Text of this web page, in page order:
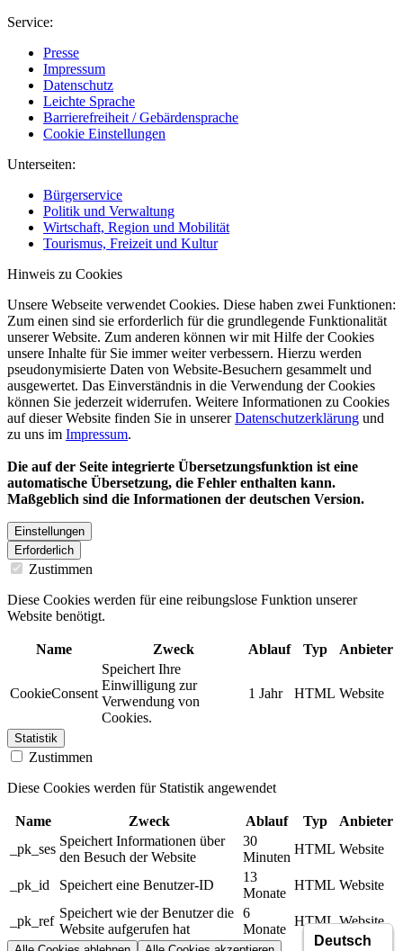
Service:
Presse
Impressum
Datenschutz
Leichte Sprache
Barrierefreiheit / Gebärdensprache
Cookie Einstellungen
Unterseiten:
Bürgerservice
Politik und Verwaltung
Wirtschaft, Region und Mobilität
Tourismus, Freizeit und Kultur
Hinweis zu Cookies
Unsere Webseite verwendet Cookies. Diese haben zwei Funktionen:
Zum einen sind sie erforderlich für die grundlegende Funktionalität
unserer Website. Zum anderen können wir mit Hilfe der Cookies
unsere Inhalte für Sie immer weiter verbessern. Hierzu werden
pseudonymisierte Daten von Website-Besuchern gesammelt und
ausgewertet. Das Einverständnis in die Verwendung der Cookies
können Sie jederzeit widerrufen. Weitere Informationen zu Cookies
auf dieser Website finden Sie in unsererDatenschutzerklärung und
zu uns im Impressum.
Die auf der Seite integrierte Übersetzungsfunktion ist eine
automatische Übersetzung, die Fehler enthalten kann.
Maßgeblich sind die Informationen der deutschen Version.
Einstellungen
Erforderlich
Zustimmen
Diese Cookies werden für eine reibungslose Funktion unserer
Website benötigt.
Name Zweck Ablauf Typ Anbieter
CookieConsent
Speichert Ihre
Einwilligung zur
Verwendung von
Cookies.
1 Jahr HTML Website
Statistik
Zustimmen
Diese Cookies werden für Statistik angewendet
Name Zweck Ablauf Typ
Anbieter
_pk_ses
Speichert Informationen über
den Besuch der Website
30
Minuten
HTML Website
_pk_id Speichert eine Benutzer-ID
13
Monate
HTML Website
_pk_ref
Speichert wie der Benutzer die
Website aufgerufen hat
6
Monate
HTML Website